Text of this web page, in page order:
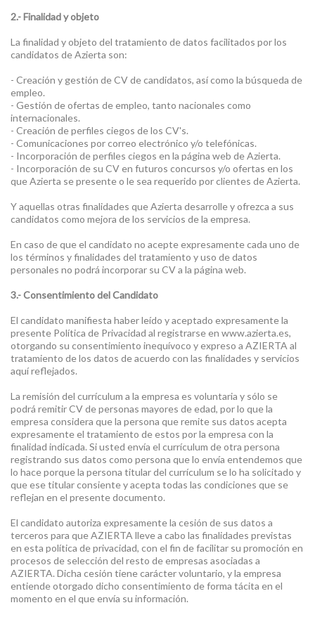
2.- Finalidad y objeto
La finalidad y objeto del tratamiento de datos facilitados por los
candidatos de Azierta son:
- Creación y gestión de CV de candidatos, así como la búsqueda de
empleo.
- Gestión de ofertas de empleo, tanto nacionales como
internacionales.
- Creación de perfiles ciegos de los CV's.
- Comunicaciones por correo electrónico y/o telefónicas.
- Incorporación de perfiles ciegos en la página web de Azierta.
- Incorporación de su CV en futuros concursos y/o ofertas en los
que Azierta se presente o le sea requerido por clientes de Azierta.
Y aquellas otras finalidades que Azierta desarrolle y ofrezca a sus
candidatos como mejora de los servicios de la empresa.
En caso de que el candidato no acepte expresamente cada uno de
los términos y finalidades del tratamiento y uso de datos
personales no podrá incorporar su CV a la página web.
3.- Consentimiento del Candidato
El candidato manifiesta haber leído y aceptado expresamente la
presente Política de Privacidad al registrarse en www.azierta.es,
otorgando su consentimiento inequívoco y expreso a AZIERTA al
tratamiento de los datos de acuerdo con las finalidades y servicios
aquí reflejados.
La remisión del currículum a la empresa es voluntaria y sólo se
podrá remitir CV de personas mayores de edad, por lo que la
empresa considera que la persona que remite sus datos acepta
expresamente el tratamiento de estos por la empresa con la
finalidad indicada. Si usted envía el currículum de otra persona
registrando sus datos como persona que lo envía entendemos que
lo hace porque la persona titular del currículum se lo ha solicitado y
que ese titular consiente y acepta todas las condiciones que se
reflejan en el presente documento.
El candidato autoriza expresamente la cesión de sus datos a
terceros para que AZIERTA lleve a cabo las finalidades previstas
en esta política de privacidad, con el fin de facilitar su promoción en
procesos de selección del resto de empresas asociadas a
AZIERTA. Dicha cesión tiene carácter voluntario, y la empresa
entiende otorgado dicho consentimiento de forma tácita en el
momento en el que envía su información.